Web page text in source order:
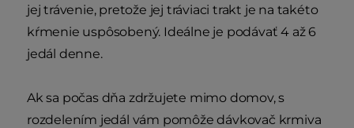
jej trávenie, pretože jej tráviaci trakt je na takéto
kŕmenie uspôsobený. Ideálne je podávať 4 až 6
jedál denne.
Ak sa počas dňa zdržujete mimo domov, s
rozdelením jedál vám pomôže dávkovač krmiva